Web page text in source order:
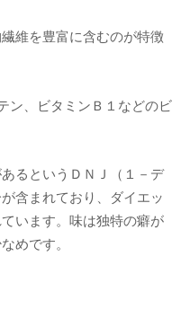
維を豊富に含むのが特徴
ン、ビタミンＢ１などのビ
るというＤＮＪ（１－デ
含まれており、ダイエッ
います。味は独特の癖が
めです。